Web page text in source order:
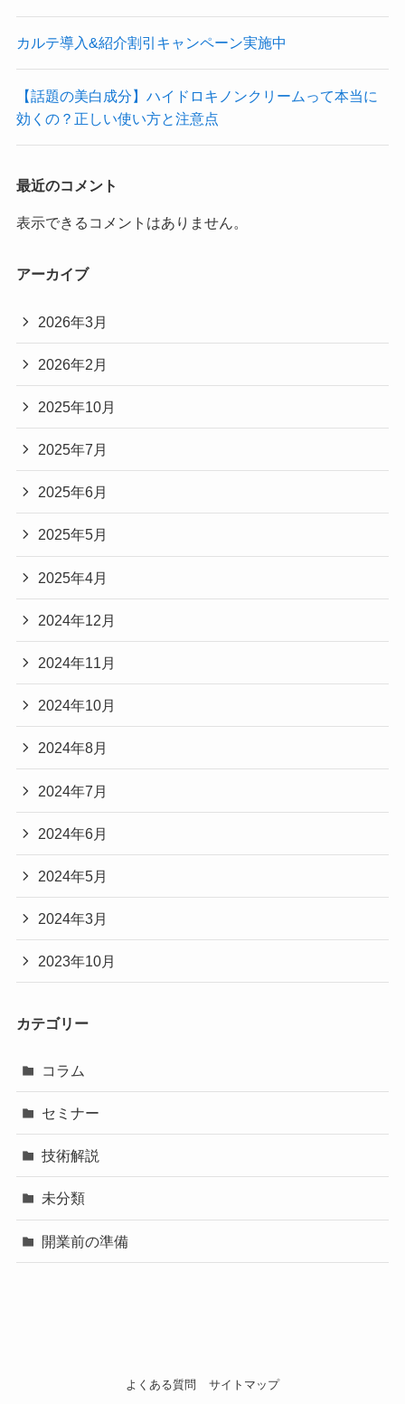
カルテ導入&紹介割引キャンペーン実施中
【話題の美白成分】ハイドロキノンクリームって本当に
効くの？正しい使い方と注意点
最近のコメント
表示できるコメントはありません。
アーカイブ
2026年3月
2026年2月
2025年10月
2025年7月
2025年6月
2025年5月
2025年4月
2024年12月
2024年11月
2024年10月
2024年8月
2024年7月
2024年6月
2024年5月
2024年3月
2023年10月
カテゴリー
コラム
セミナー
技術解説
未分類
開業前の準備
よくある質問 サイトマップ